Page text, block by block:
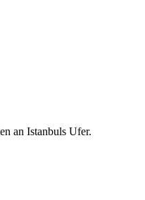
an Istanbuls Ufer.